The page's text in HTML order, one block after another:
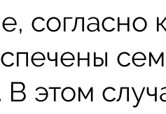
согласно
этом